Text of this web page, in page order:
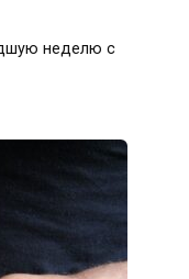
неделю с